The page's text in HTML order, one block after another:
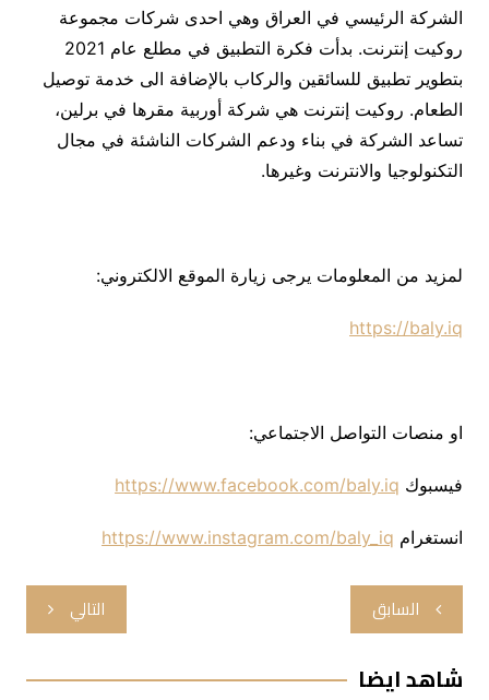
الشركة الرئيسي في العراق وهي احدى شركات مجموعة
روكيت إنترنت. بدأت فكرة التطبيق في مطلع عام 2021
بتطوير تطبيق للسائقين والركاب بالإضافة الى خدمة توصيل
الطعام. روكيت إنترنت هي شركة أوربية مقرها في برلين،
تساعد الشركة في بناء ودعم الشركات الناشئة في مجال
التكنولوجيا والانترنت وغيرها.
لمزيد من المعلومات يرجى زيارة الموقع الالكتروني:
https://baly.iq
او منصات التواصل الاجتماعي:
فيسبوك https://www.facebook.com/baly.iq
انستغرام https://www.instagram.com/baly_iq
تصفّح
المقالات
السابق التالي
شاهد ايضا